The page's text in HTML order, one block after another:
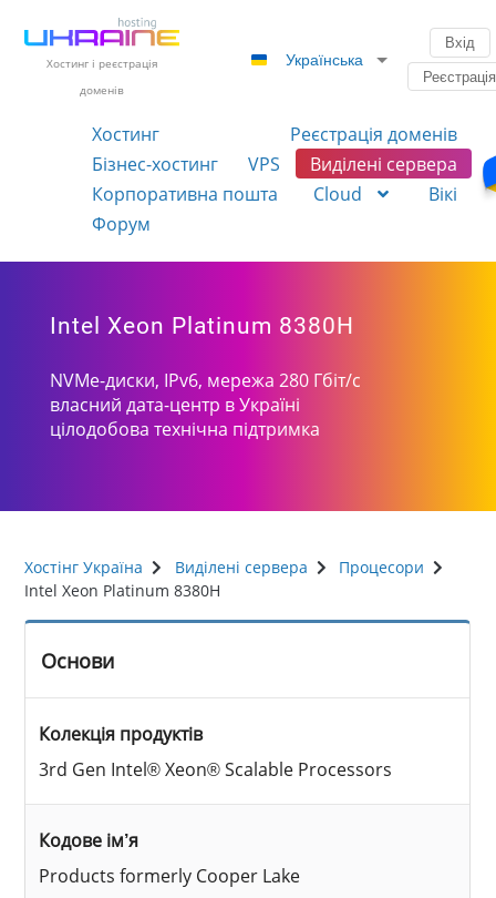
Хостинг і реєстрація
доменів
Українська
Вхід
Реєстрація
Хостинг
Реєстрація доменів
Бізнес-хостинг
VPS
Виділені сервера
Корпоративна пошта
Cloud
Вікі
Форум
Intel Xeon Platinum 8380H
NVMe-диски, IPv6, мережа 280 Гбіт/с
власний дата-центр в Україні
цілодобова технічна підтримка
Хостінг Україна Виділені сервера
Процесори
Intel Xeon Platinum 8380H
Основи
Колекція продуктів
3rd Gen Intel® Xeon® Scalable Processors
Кодове ім’я
Products formerly Cooper Lake